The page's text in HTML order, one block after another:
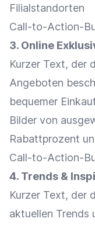
Filialstandorten
Call-to-Action-
3. Online
Kurzer Text, der
Angeboten
bequemer
Bilder von
Rabattprozent
Call-to-Action-
4. Trends &
Kurzer Text, der
aktuellen Trends